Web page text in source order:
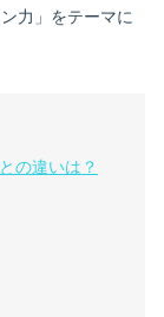
力」をテーマに
の違いは？